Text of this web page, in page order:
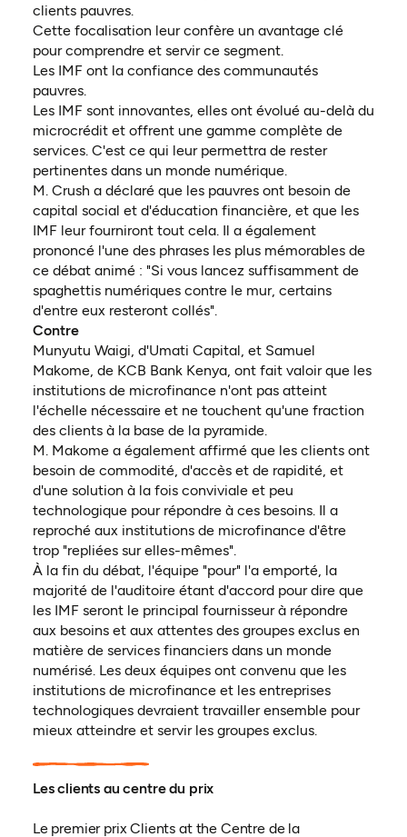
clients pauvres.
Cette focalisation leur confère un avantage clé
pour comprendre et servir ce segment.
Les IMF ont la confiance des communautés
pauvres.
Les IMF sont innovantes, elles ont évolué au-delà du
microcrédit et offrent une gamme complète de
services. C'est ce qui leur permettra de rester
pertinentes dans un monde numérique.
M. Crush a déclaré que les pauvres ont besoin de
capital social et d'éducation financière, et que les
IMF leur fourniront tout cela. Il a également
prononcé l'une des phrases les plus mémorables de
ce débat animé : "Si vous lancez suffisamment de
spaghettis numériques contre le mur, certains
d'entre eux resteront collés".
Contre
Munyutu Waigi, d'Umati Capital, et Samuel
Makome, de KCB Bank Kenya, ont fait valoir que les
institutions de microfinance n'ont pas atteint
l'échelle nécessaire et ne touchent qu'une fraction
des clients à la base de la pyramide.
M. Makome a également affirmé que les clients ont
besoin de commodité, d'accès et de rapidité, et
d'une solution à la fois conviviale et peu
technologique pour répondre à ces besoins. Il a
reproché aux institutions de microfinance d'être
trop "repliées sur elles-mêmes".
À la fin du débat, l'équipe "pour" l'a emporté, la
majorité de l'auditoire étant d'accord pour dire que
les IMF seront le principal fournisseur à répondre
aux besoins et aux attentes des groupes exclus en
matière de services financiers dans un monde
numérisé. Les deux équipes ont convenu que les
institutions de microfinance et les entreprises
technologiques devraient travailler ensemble pour
mieux atteindre et servir les groupes exclus.
Les clients au centre du prix
Le premier prix Clients at the Centre de la